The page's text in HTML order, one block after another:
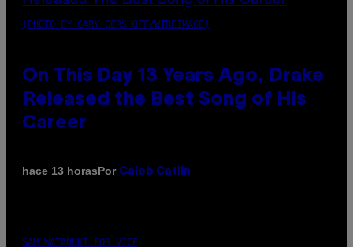
(PHOTO BY GARY GERSHOFF/WIREIMAGE)
On This Day 13 Years Ago, Drake
Released the Best Song of His
Career
hace 13 horasPor Caleb Catlin
SAM WATANUKI FOR VICE